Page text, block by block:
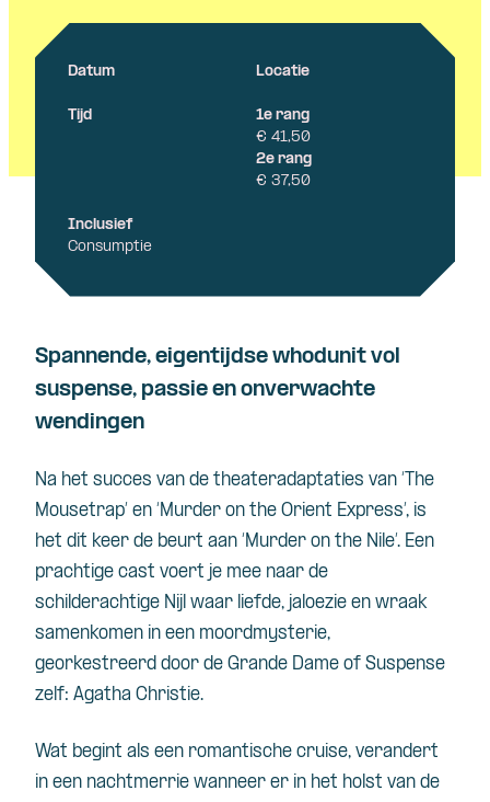
Datum Locatie
Tijd
1e rang
€ 41,50
2e rang
€ 37,50
Inclusief
Consumptie
Spannende, eigentijdse whodunit vol
suspense, passie en onverwachte
wendingen
Na het succes van de theateradaptaties van ‘The
Mousetrap’ en ‘Murder on the Orient Express’, is
het dit keer de beurt aan ‘Murder on the Nile’. Een
prachtige cast voert je mee naar de
schilderachtige Nijl waar liefde, jaloezie en wraak
samenkomen in een moordmysterie,
georkestreerd door de Grande Dame of Suspense
zelf: Agatha Christie.
Wat begint als een romantische cruise, verandert
in een nachtmerrie wanneer er in het holst van de